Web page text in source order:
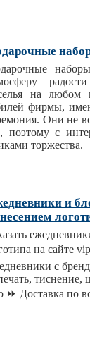
на любом
фирмы,
Они не
поэтому с
торжества.
и
на сайте
с
тиснение,
⏩ Доставка по